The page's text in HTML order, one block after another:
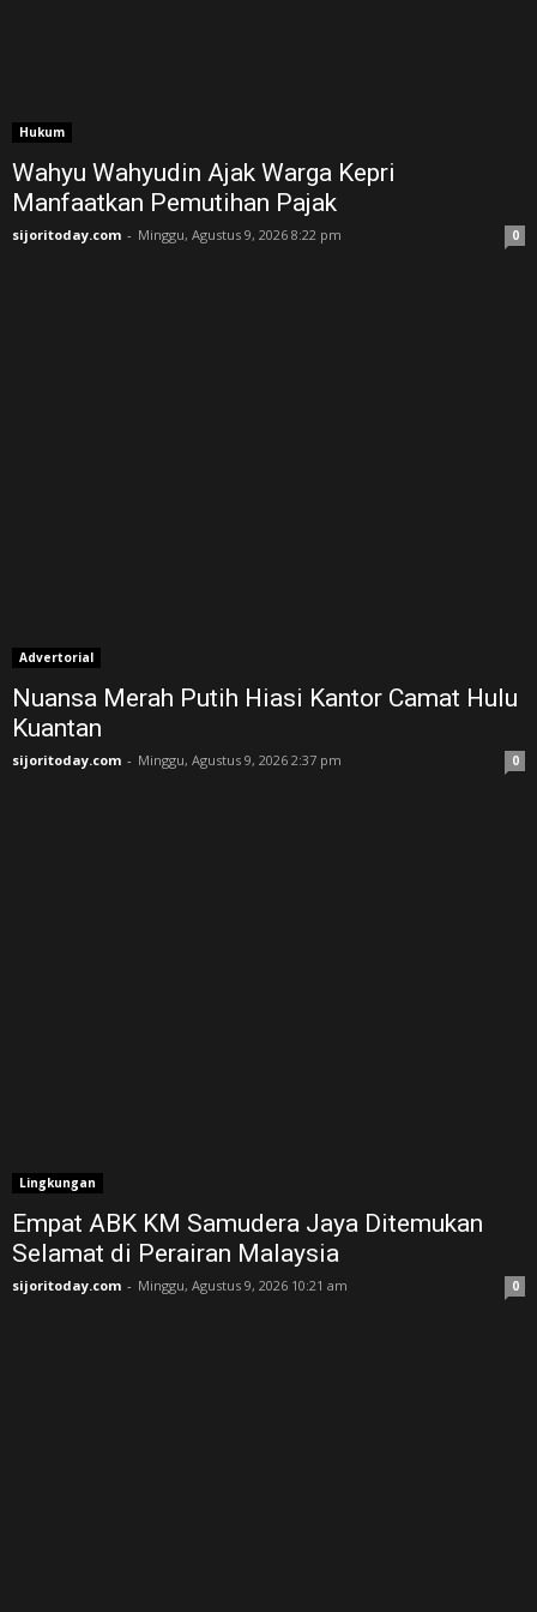
Hukum
Wahyu Wahyudin Ajak Warga Kepri
Manfaatkan Pemutihan Pajak
sijoritoday.com - Minggu, Agustus 9, 2026 8:22 pm 0
Advertorial
Nuansa Merah Putih Hiasi Kantor Camat Hulu
Kuantan
sijoritoday.com - Minggu, Agustus 9, 2026 2:37 pm 0
Lingkungan
Empat ABK KM Samudera Jaya Ditemukan
Selamat di Perairan Malaysia
sijoritoday.com - Minggu, Agustus 9, 2026 10:21 am 0